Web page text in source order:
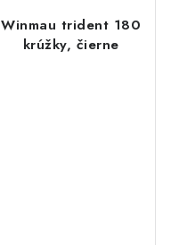
Winmau trident 180
krúžky, čierne